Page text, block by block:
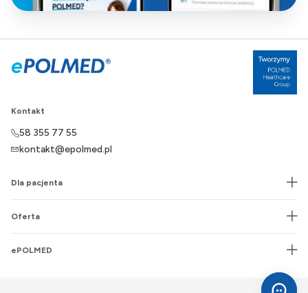
Kontakt
58 355 77 55
kontakt@epolmed.pl
Dla pacjenta
Oferta
ePOLMED